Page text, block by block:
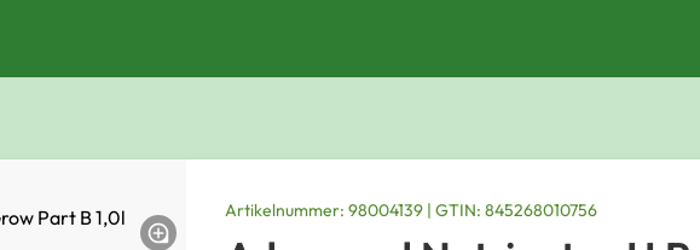
Artikelnummer: 98004139 | GTIN: 845268010756